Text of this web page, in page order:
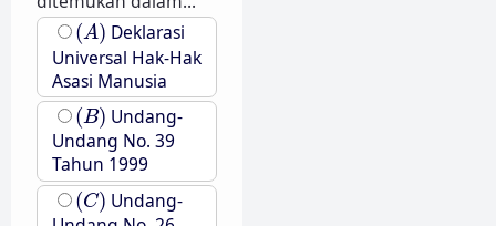
(A)
(A) Deklarasi
Universal Hak-Hak
Asasi Manusia
(B)
(B) Undang-
Undang No. 39
Tahun 1999
(C)
(C) Undang-